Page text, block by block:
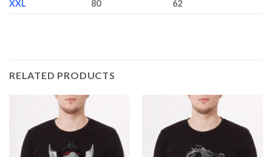
XXL
80 62
RELATED PRODUCTS